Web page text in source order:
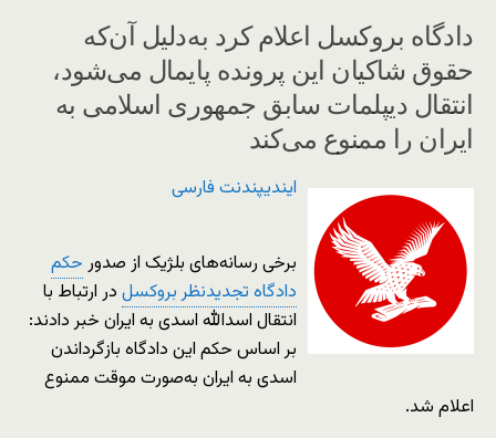
دادگاه بروکسل اعلام کرد به‌دلیل آن‌که
حقوق شاکیان این پرونده پایمال می‌شود،
انتقال دیپلمات سابق جمهوری اسلامی به
ایران را ممنوع می‌کند
ایندیپندنت فارسی
برخی رسانه‌های بلژیک از صدور حکم
دادگاه تجدیدنظر بروکسل در ارتباط با
انتقال اسدالله اسدی به ایران خبر دادند:
بر اساس حکم این دادگاه بازگرداندن
اسدی به ایران به‌صورت موقت ممنوع
اعلام شد.